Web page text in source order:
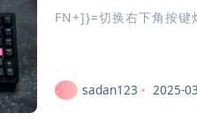
FN+]}=切换右下角按
sadan123 2025-